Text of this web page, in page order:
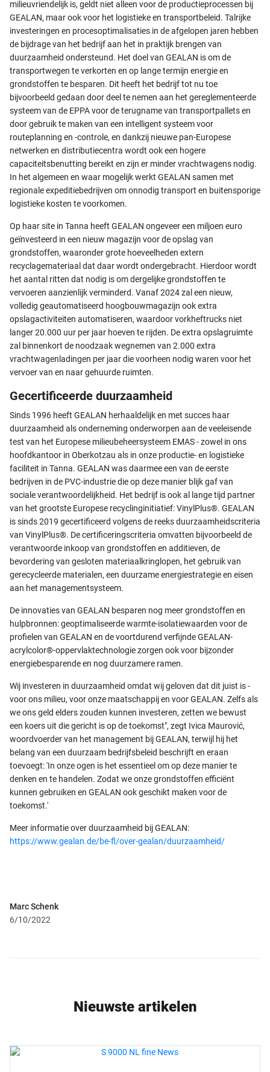
milieuvriendelijk is, geldt niet alleen voor de productieprocessen bij
GEALAN, maar ook voor het logistieke en transportbeleid. Talrijke
investeringen en procesoptimalisaties in de afgelopen jaren hebben
de bijdrage van het bedrijf aan het in praktijk brengen van
duurzaamheid ondersteund. Het doel van GEALAN is om de
transportwegen te verkorten en op lange termijn energie en
grondstoffen te besparen. Dit heeft het bedrijf tot nu toe
bijvoorbeeld gedaan door deel te nemen aan het gereglementeerde
systeem van de EPPA voor de terugname van transportpallets en
door gebruik te maken van een intelligent systeem voor
routeplanning en -controle, en dankzij nieuwe pan-Europese
netwerken en distributiecentra wordt ook een hogere
capaciteitsbenutting bereikt en zijn er minder vrachtwagens nodig.
In het algemeen en waar mogelijk werkt GEALAN samen met
regionale expeditiebedrijven om onnodig transport en buitensporige
logistieke kosten te voorkomen.
Op haar site in Tanna heeft GEALAN ongeveer een miljoen euro
geïnvesteerd in een nieuw magazijn voor de opslag van
grondstoffen, waaronder grote hoeveelheden extern
recyclagemateriaal dat daar wordt ondergebracht. Hierdoor wordt
het aantal ritten dat nodig is om dergelijke grondstoffen te
vervoeren aanzienlijk verminderd. Vanaf 2024 zal een nieuw,
volledig geautomatiseerd hoogbouwmagazijn ook extra
opslagactiviteiten automatiseren, waardoor vorkheftrucks niet
langer 20.000 uur per jaar hoeven te rijden. De extra opslagruimte
zal binnenkort de noodzaak wegnemen van 2.000 extra
vrachtwagenladingen per jaar die voorheen nodig waren voor het
vervoer van en naar gehuurde ruimten.
Gecertificeerde duurzaamheid
Sinds 1996 heeft GEALAN herhaaldelijk en met succes haar
duurzaamheid als onderneming onderworpen aan de veeleisende
test van het Europese milieubeheersysteem EMAS - zowel in ons
hoofdkantoor in Oberkotzau als in onze productie- en logistieke
faciliteit in Tanna. GEALAN was daarmee een van de eerste
bedrijven in de PVC-industrie die op deze manier blijk gaf van
sociale verantwoordelijkheid. Het bedrijf is ook al lange tijd partner
van het grootste Europese recyclinginitiatief: VinylPlus®. GEALAN
is sinds 2019 gecertificeerd volgens de reeks duurzaamheidscriteria
van VinylPlus®. De certificeringscriteria omvatten bijvoorbeeld de
verantwoorde inkoop van grondstoffen en additieven, de
bevordering van gesloten materiaalkringlopen, het gebruik van
gerecycleerde materialen, een duurzame energiestrategie en eisen
aan het managementsysteem.
De innovaties van GEALAN besparen nog meer grondstoffen en
hulpbronnen: geoptimaliseerde warmte-isolatiewaarden voor de
profielen van GEALAN en de voortdurend verfijnde GEALAN-
acrylcolor®-oppervlaktechnologie zorgen ook voor bijzonder
energiebesparende en nog duurzamere ramen.
Wij investeren in duurzaamheid omdat wij geloven dat dit juist is -
voor ons milieu, voor onze maatschappij en voor GEALAN. Zelfs als
we ons geld elders zouden kunnen investeren, zetten we bewust
een koers uit die gericht is op de toekomst", zegt Ivica Maurović,
woordvoerder van het management bij GEALAN, terwijl hij het
belang van een duurzaam bedrijfsbeleid beschrijft en eraan
toevoegt: 'In onze ogen is het essentieel om op deze manier te
denken en te handelen. Zodat we onze grondstoffen efficiënt
kunnen gebruiken en GEALAN ook geschikt maken voor de
toekomst.'
Meer informatie over duurzaamheid bij GEALAN:
https://www.gealan.de/be-fl/over-gealan/duurzaamheid/
Marc Schenk
6/10/2022
Nieuwste artikelen